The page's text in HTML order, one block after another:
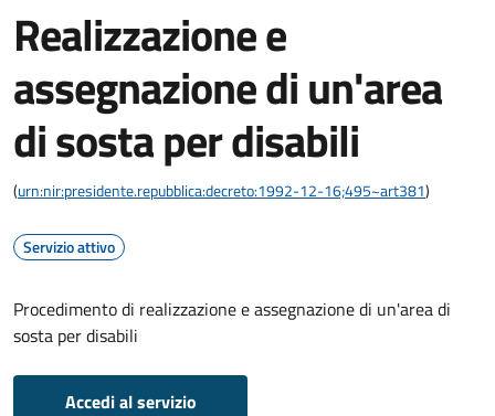
Realizzazione e
assegnazione di un'area
di sosta per disabili
(urn:nir:presidente.repubblica:decreto:1992-12-16;495~art381)
Servizio attivo
Procedimento di realizzazione e assegnazione di un'area di
sosta per disabili
Accedi al servizio